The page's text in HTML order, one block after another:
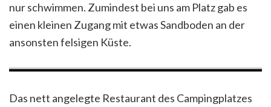
nur schwimmen. Zumindest bei uns am Platz gab es
einen kleinen Zugang mit etwas Sandboden an der
ansonsten felsigen Küste.
Das nett angelegte Restaurant des Campingplatzes